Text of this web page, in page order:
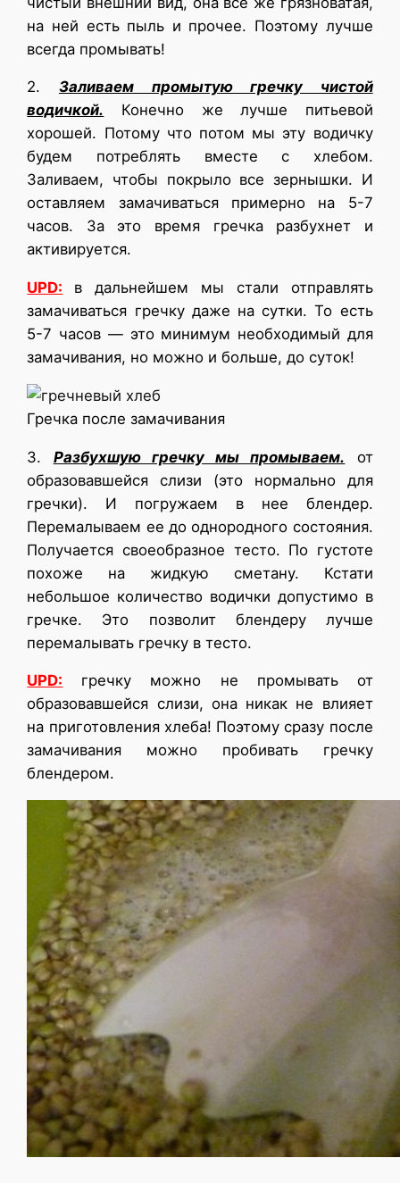
на ней есть пыль и прочее. Поэтому лучше
всегда промывать!
2. Заливаем промытую гречку чистой
водичкой. Конечно же лучше питьевой
хорошей. Потому что потом мы эту водичку
будем потреблять вместе с хлебом.
Заливаем, чтобы покрыло все зернышки. И
оставляем замачиваться примерно на 5-7
часов. За это время гречка разбухнет и
активируется.
UPD:
в дальнейшем мы стали отправлять
замачиваться гречку даже на сутки. То есть
5-7 часов — это минимум необходимый для
замачивания, но можно и больше, до суток!
Гречка после замачивания
3. Разбухшую гречку мы промываем.
от
образовавшейся слизи (это нормально для
гречки). И погружаем в нее блендер.
Перемалываем ее до однородного состояния.
Получается своеобразное тесто. По густоте
похоже на жидкую сметану. Кстати
небольшое количество водички допустимо в
гречке. Это позволит блендеру лучше
перемалывать гречку в тесто.
UPD: гречку можно не промывать от
образовавшейся слизи, она никак не влияет
на приготовления хлеба! Поэтому сразу после
замачивания можно пробивать гречку
блендером.